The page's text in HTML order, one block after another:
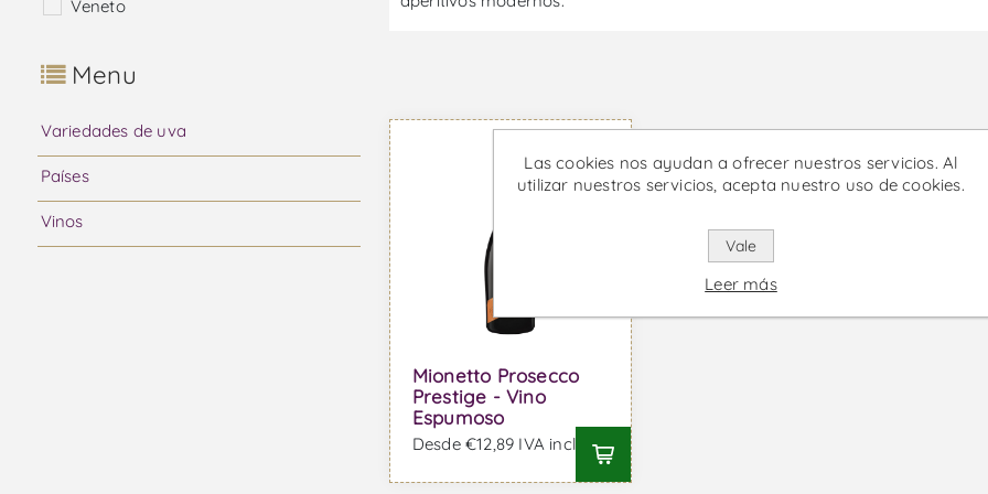
Mionetto Prosecco
Prestige - Vino
Espumoso
Desde €12,89 IVA incl.
Veneto
Menu
Variedades de uva
Países
Vinos
Las cookies nos ayudan a ofrecer nuestros servicios. Al
utilizar nuestros servicios, acepta nuestro uso de cookies.
Vale
Leer más